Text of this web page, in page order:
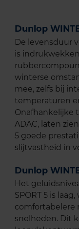
Dunlop
De levensduur
is
winterse
mee, zelfs bij
temperaturen
Onafhankelijke
ADAC, laten
5 goede
slijtvastheid in
Dunlop
Het
SPORT 5 is
comfortabelere
snelheden. Dit